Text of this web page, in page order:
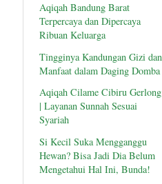
Aqiqah Bandung Barat
Terpercaya dan Dipercaya
Ribuan Keluarga
Tingginya Kandungan Gizi dan
Manfaat dalam Daging Domba
Aqiqah Cilame Cibiru Gerlong
| Layanan Sunnah Sesuai
Syariah
Si Kecil Suka Mengganggu
Hewan? Bisa Jadi Dia Belum
Mengetahui Hal Ini, Bunda!